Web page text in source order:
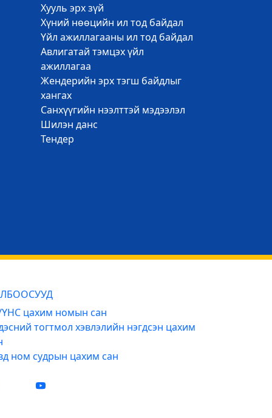
Хууль эрх зүй
Хүний нөөцийн ил тод байдал
Үйл ажиллагааны ил тод байдал
Авлигатай тэмцэх үйл
ажиллагаа
Жендерийн эрх тэгш байдлыг
хангах
Санхүүгийн нээлттэй мэдээлэл
Шилэн данс
Тендер
цахим номын сан
тогтмол хэвлэлийн нэгдсэн цахим
ном судрын цахим сан